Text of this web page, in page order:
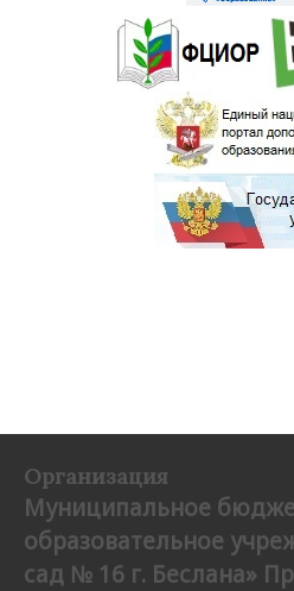
Организация
Муниципальное
образовательное
сад № 16 г. Беслана»